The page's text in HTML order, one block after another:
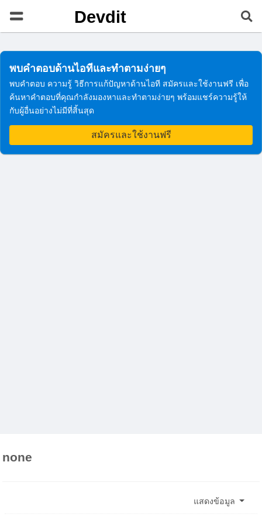
Devdit
พบคำตอบด้านไอทีและทำตามง่ายๆ
พบคำตอบ ความรู้ วิธีการแก้ปัญหาด้านไอที สมัครและใช้งานฟรี เพื่อ
ค้นหาคำตอบที่คุณกำลังมองหาและทำตามง่ายๆ พร้อมแชร์ความรู้ให้
กับผู้อื่นอย่างไม่มีที่สิ้นสุด
สมัครและใช้งานฟรี
none
แสดงข้อมูล